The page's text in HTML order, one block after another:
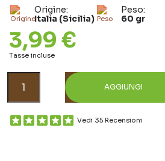
Origine:
Italia (Sicilia)
Peso:
60 gr
3,99 €
Tasse incluse
AGGIUNGI
Vedi 35 Recensioni